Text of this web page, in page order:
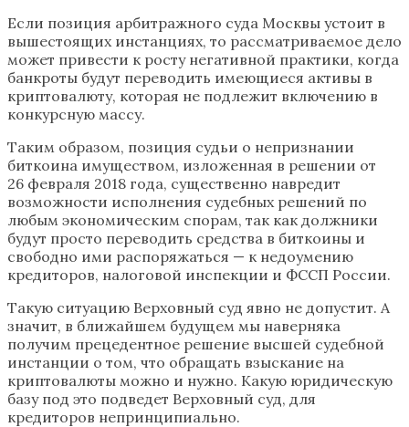
Если позиция арбитражного суда Москвы устоит в
вышестоящих инстанциях, то рассматриваемое дело
может привести к росту негативной практики, когда
банкроты будут переводить имеющиеся активы в
криптовалюту, которая не подлежит включению в
конкурсную массу.
Таким образом, позиция судьи о непризнании
биткоина имуществом, изложенная в решении от
26 февраля 2018 года, существенно навредит
возможности исполнения судебных решений по
любым экономическим спорам, так как должники
будут просто переводить средства в биткоины и
свободно ими распоряжаться — к недоумению
кредиторов, налоговой инспекции и ФССП России.
Такую ситуацию Верховный суд явно не допустит. А
значит, в ближайшем будущем мы наверняка
получим прецедентное решение высшей судебной
инстанции о том, что обращать взыскание на
криптовалюты можно и нужно. Какую юридическую
базу под это подведет Верховный суд, для
кредиторов непринципиально.